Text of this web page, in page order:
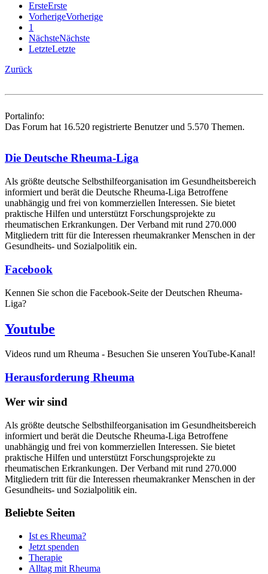
ErsteErste
VorherigeVorherige
1
NächsteNächste
LetzteLetzte
Zurück
Portalinfo:
Das Forum hat 16.520 registrierte Benutzer und 5.570 Themen.
Die Deutsche Rheuma-Liga
Als größte deutsche Selbsthilfe­organisation im Gesundheitsbereich
informiert und berät die Deutsche Rheuma-Liga Betroffene
unabhängig und frei von kommerziellen Interessen. Sie bietet
praktische Hilfen und unterstützt Forschungsprojekte zu
rheumatischen Erkrankungen. Der Verband mit rund 270.000
Mitgliedern tritt für die Interessen rheumakranker Menschen in der
Gesundheits- und Sozialpolitik ein.
Facebook
Kennen Sie schon die Facebook-Seite der Deutschen Rheuma-
Liga?
Youtube
Videos rund um Rheuma - Besuchen Sie unseren YouTube-Kanal!
Herausforderung Rheuma
Wer wir sind
Als größte deutsche Selbsthilfeorganisation im Gesundheitsbereich
informiert und berät die Deutsche Rheuma-Liga Betroffene
unabhängig und frei von kommerziellen Interessen. Sie bietet
praktische Hilfen und unterstützt Forschungsprojekte zu
rheumatischen Erkrankungen. Der Verband mit rund 270.000
Mitgliedern tritt für die Interessen rheumakranker Menschen in der
Gesundheits- und Sozialpolitik ein.
Beliebte Seiten
Ist es Rheuma?
Jetzt spenden
Therapie
Alltag mit Rheuma